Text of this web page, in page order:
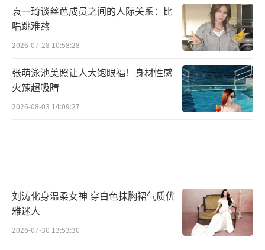
袁一琦谈丝芭成员之间的人际关系：比
唱跳难熬
2026-07-28 10:58:28
张萌泳池美照让人大饱眼福！身材性感
火辣超吸睛
2026-08-03 14:09:27
刘涛化身温柔女神 穿白色抹胸裙气质优
雅迷人
2026-07-30 13:53:30